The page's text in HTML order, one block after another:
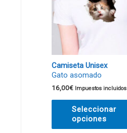
Camiseta Unisex
Gato asomado
16,00€ Impuestos incluidos
Seleccionar
opciones